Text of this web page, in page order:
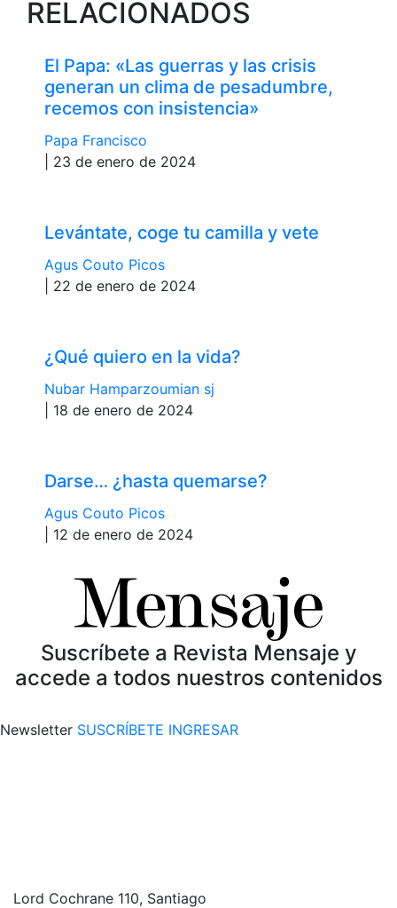
RELACIONADOS
El Papa: «Las guerras y las crisis
generan un clima de pesadumbre,
recemos con insistencia»
Papa Francisco
| 23 de enero de 2024
Levántate, coge tu camilla y vete
Agus Couto Picos
| 22 de enero de 2024
¿Qué quiero en la vida?
Nubar Hamparzoumian sj
| 18 de enero de 2024
Darse… ¿hasta quemarse?
Agus Couto Picos
| 12 de enero de 2024
Suscríbete a Revista Mensaje y
accede a todos nuestros contenidos
Newsletter SUSCRÍBETE INGRESAR
Lord Cochrane 110, Santiago